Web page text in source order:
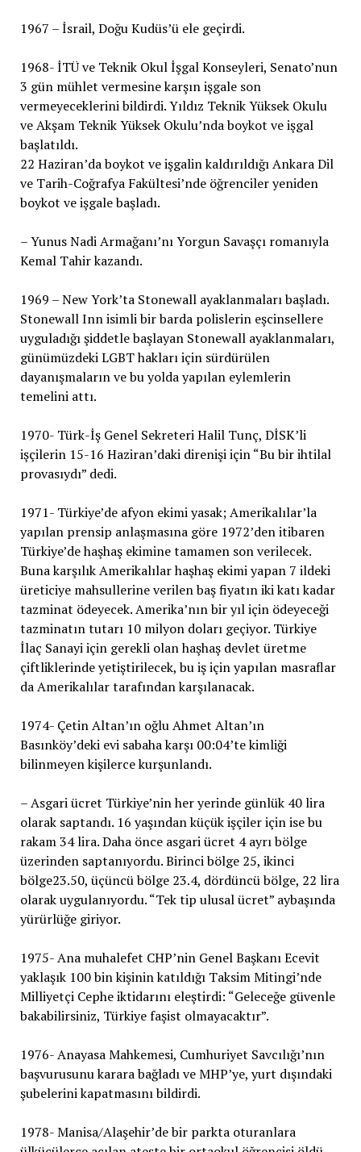
1967 – İsrail, Doğu Kudüs’ü ele geçirdi.
1968- İTÜ ve Teknik Okul İşgal Konseyleri, Senato’nun
3 gün mühlet vermesine karşın işgale son
vermeyeceklerini bildirdi. Yıldız Teknik Yüksek Okulu
ve Akşam Teknik Yüksek Okulu’nda boykot ve işgal
başlatıldı.
22 Haziran’da boykot ve işgalin kaldırıldığı Ankara Dil
ve Tarih-Coğrafya Fakültesi’nde öğrenciler yeniden
boykot ve işgale başladı.
– Yunus Nadi Armağanı’nı Yorgun Savaşçı romanıyla
Kemal Tahir kazandı.
1969 – New York’ta Stonewall ayaklanmaları başladı.
Stonewall Inn isimli bir barda polislerin eşcinsellere
uyguladığı şiddetle başlayan Stonewall ayaklanmaları,
günümüzdeki LGBT hakları için sürdürülen
dayanışmaların ve bu yolda yapılan eylemlerin
temelini attı.
1970- Türk-İş Genel Sekreteri Halil Tunç, DİSK’li
işçilerin 15-16 Haziran’daki direnişi için “Bu bir ihtilal
provasıydı” dedi.
1971- Türkiye’de afyon ekimi yasak; Amerikalılar’la
yapılan prensip anlaşmasına göre 1972’den itibaren
Türkiye’de haşhaş ekimine tamamen son verilecek.
Buna karşılık Amerikalılar haşhaş ekimi yapan 7 ildeki
üreticiye mahsullerine verilen baş fiyatın iki katı kadar
tazminat ödeyecek. Amerika’nın bir yıl için ödeyeceği
tazminatın tutarı 10 milyon doları geçiyor. Türkiye
İlaç Sanayi için gerekli olan haşhaş devlet üretme
çiftliklerinde yetiştirilecek, bu iş için yapılan masraflar
da Amerikalılar tarafından karşılanacak.
1974- Çetin Altan’ın oğlu Ahmet Altan’ın
Basınköy’deki evi sabaha karşı 00:04’te kimliği
bilinmeyen kişilerce kurşunlandı.
– Asgari ücret Türkiye’nin her yerinde günlük 40 lira
olarak saptandı. 16 yaşından küçük işçiler için ise bu
rakam 34 lira. Daha önce asgari ücret 4 ayrı bölge
üzerinden saptanıyordu. Birinci bölge 25, ikinci
bölge23.50, üçüncü bölge 23.4, dördüncü bölge, 22 lira
olarak uygulanıyordu. “Tek tip ulusal ücret” aybaşında
yürürlüğe giriyor.
1975- Ana muhalefet CHP’nin Genel Başkanı Ecevit
yaklaşık 100 bin kişinin katıldığı Taksim Mitingi’nde
Milliyetçi Cephe iktidarını eleştirdi: “Geleceğe güvenle
bakabilirsiniz, Türkiye faşist olmayacaktır”.
1976- Anayasa Mahkemesi, Cumhuriyet Savcılığı’nın
başvurusunu karara bağladı ve MHP’ye, yurt dışındaki
şubelerini kapatmasını bildirdi.
1978- Manisa/Alaşehir’de bir parkta oturanlara